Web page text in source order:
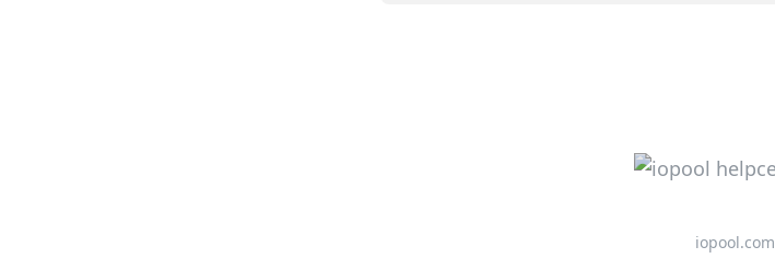
iopool.com